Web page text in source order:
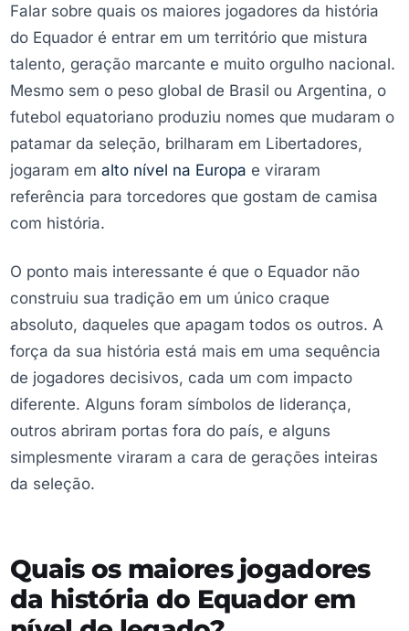
Falar sobre quais os maiores jogadores da história
do Equador é entrar em um território que mistura
talento, geração marcante e muito orgulho nacional.
Mesmo sem o peso global de Brasil ou Argentina, o
futebol equatoriano produziu nomes que mudaram o
patamar da seleção, brilharam em Libertadores,
jogaram em alto nível na Europa e viraram
referência para torcedores que gostam de camisa
com história.
O ponto mais interessante é que o Equador não
construiu sua tradição em um único craque
absoluto, daqueles que apagam todos os outros. A
força da sua história está mais em uma sequência
de jogadores decisivos, cada um com impacto
diferente. Alguns foram símbolos de liderança,
outros abriram portas fora do país, e alguns
simplesmente viraram a cara de gerações inteiras
da seleção.
Quais os maiores jogadores
da história do Equador em